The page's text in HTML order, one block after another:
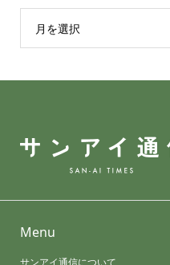
月を選択
Menu
サンアイ通信について